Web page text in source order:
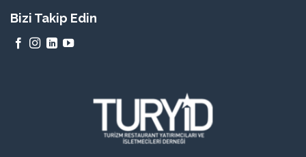
Bizi Takip Edin